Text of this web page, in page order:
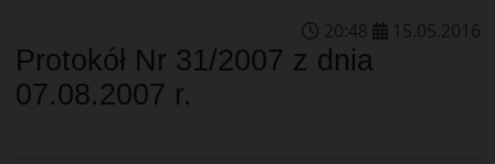
20:48 15.05.2016
Protokół Nr 31/2007 z dnia
07.08.2007 r.